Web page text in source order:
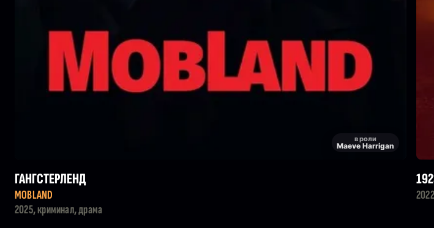
в роли
Maeve Harrigan
ГАНГСТЕРЛЕНД
MOBLAND
2025, криминал, драма